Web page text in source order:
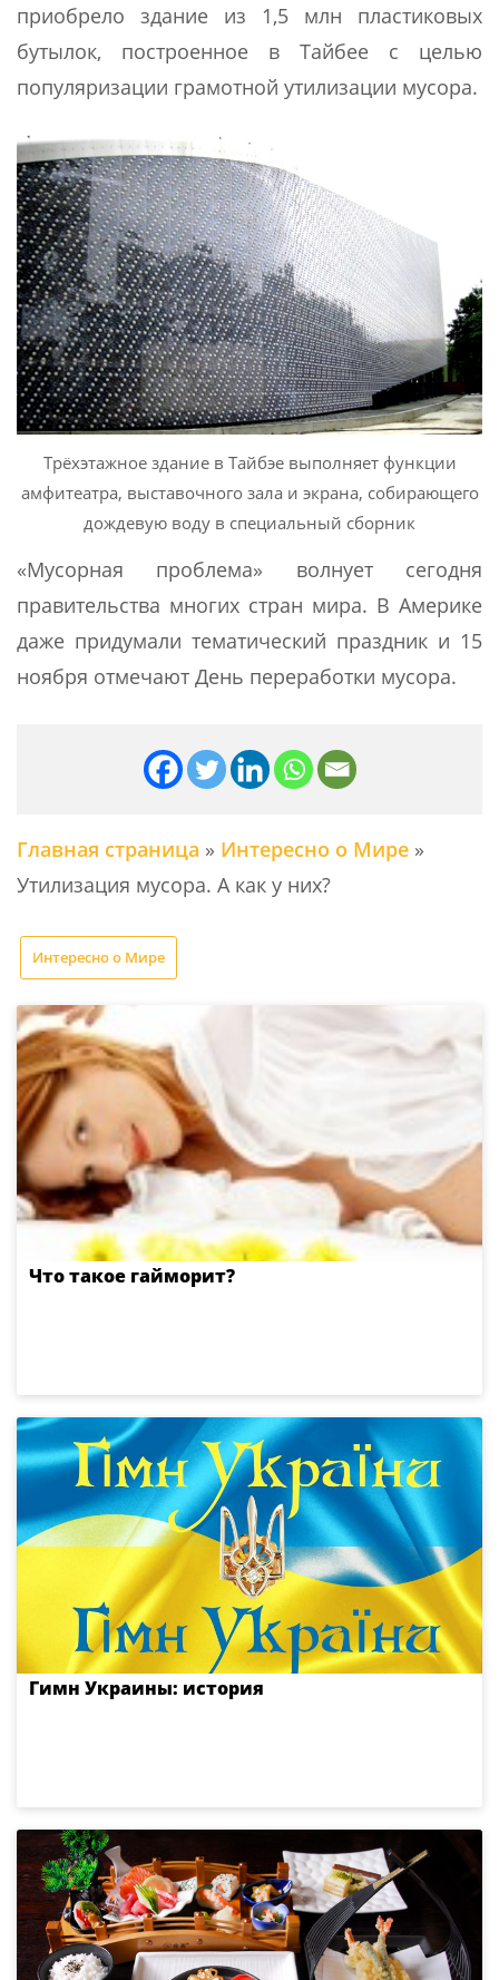
приобрело здание из 1,5 млн пластиковых
бутылок, построенное в Тайбее с целью
популяризации грамотной утилизации мусора.
Трёхэтажное здание в Тайбэе выполняет функции
амфитеатра, выставочного зала и экрана, собирающего
дождевую воду в специальный сборник
«Мусорная проблема» волнует сегодня
правительства многих стран мира. В Америке
даже придумали тематический праздник и 15
ноября отмечают День переработки мусора.
Главная страница » Интересно о Мире »
Утилизация мусора. А как у них?
Интересно о Мире
Что такое гайморит?
Гимн Украины: история